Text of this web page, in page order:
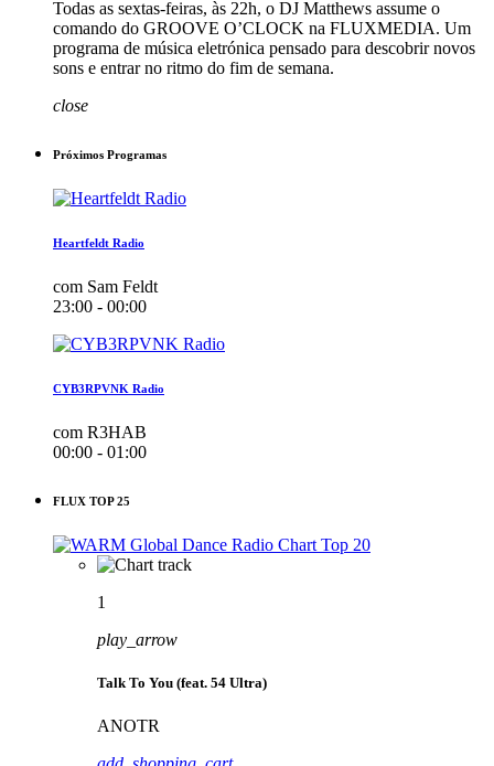
Todas as sextas-feiras, às 22h, o DJ Matthews assume o
comando do GROOVE O’CLOCK na FLUXMEDIA. Um
programa de música eletrónica pensado para descobrir novos
sons e entrar no ritmo do fim de semana.
close
Próximos Programas
Heartfeldt Radio
com Sam Feldt
23:00 - 00:00
CYB3RPVNK Radio
com R3HAB
00:00 - 01:00
FLUX TOP 25
1
play_arrow
Talk To You (feat. 54 Ultra)
ANOTR